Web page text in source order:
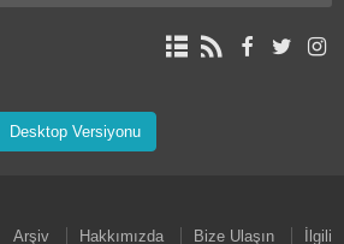
Desktop Versiyonu
Arşiv Hakkımızda Bize Ulaşın İlgili